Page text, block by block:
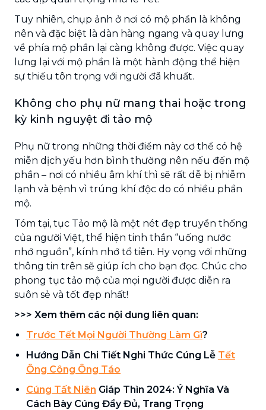
Tuy nhiên, chụp ảnh ở nơi có mộ phần là không
nên và đặc biệt là dàn hàng ngang và quay lưng
về phía mộ phần lại càng không được. Việc quay
lưng lại với mộ phần là một hành động thể hiện
sự thiếu tôn trọng với người đã khuất.
Không cho phụ nữ mang thai hoặc trong
kỳ kinh nguyệt đi tảo mộ
Phụ nữ trong những thời điểm này cơ thể có hệ
miễn dịch yếu hơn bình thường nên nếu đến mộ
phần – nơi có nhiều âm khí thì sẽ rất dễ bị nhiễm
lạnh và bệnh vì trúng khí độc do có nhiều phần
mộ.
Tóm tại, tục Tảo mộ là một nét đẹp truyền thống
của người Việt, thể hiện tinh thần “uống nước
nhớ nguồn”, kính nhớ tổ tiên. Hy vọng với những
thông tin trên sẽ giúp ích cho bạn đọc. Chúc cho
phong tục tảo mộ của mọi người được diễn ra
suôn sẻ và tốt đẹp nhất!
>>> Xem thêm các nội dung liên quan:
Trước Tết Mọi Người Thường Làm Gì?
Hướng Dẫn Chi Tiết Nghi Thức Cúng Lễ Tết
Ông Công Ông Táo
Cúng Tất Niên Giáp Thìn 2024: Ý Nghĩa Và
Cách Bày Cúng Đầy Đủ, Trang Trọng